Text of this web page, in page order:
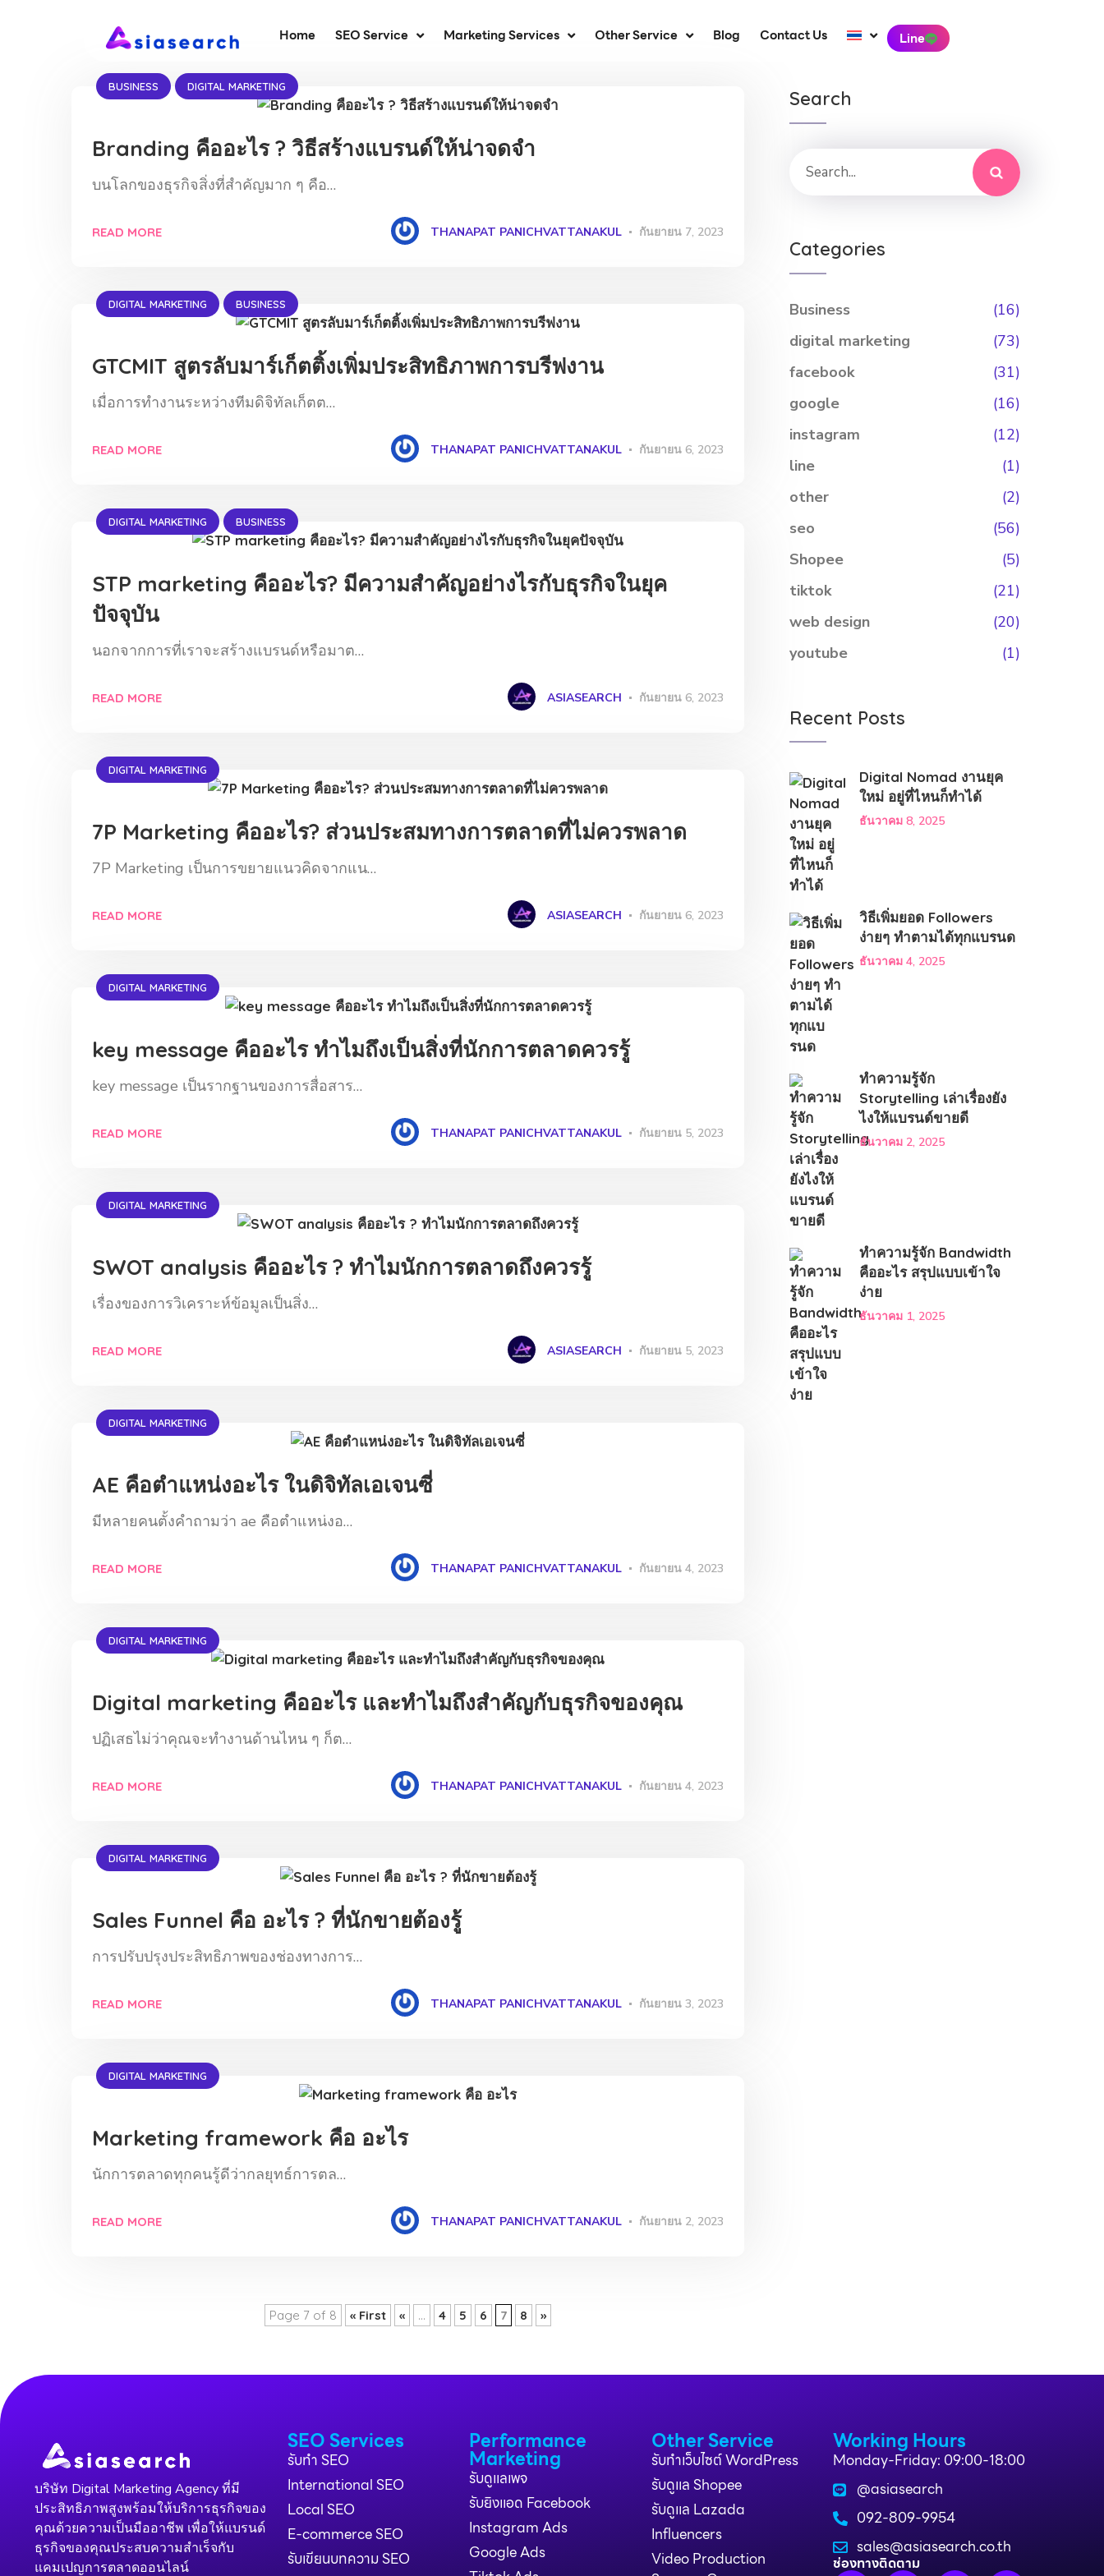
Home SEO Service Marketing Services Other Service Blog Contact Us Line
BUSINESS DIGITAL MARKETING
Branding คืออะไร ? วิธีสร้างแบรนด์ให้น่าจดจำ
บนโลกของธุรกิจสิ่งที่สำคัญมาก ๆ คือ…
READ MORE THANAPAT PANICHVATTANAKUL กันยายน 7, 2023
DIGITAL MARKETING BUSINESS
GTCMIT สูตรลับมาร์เก็ตติ้งเพิ่มประสิทธิภาพการบรีฟงาน
เมื่อการทำงานระหว่างทีมดิจิทัลเก็ตต…
READ MORE THANAPAT PANICHVATTANAKUL กันยายน 6, 2023
DIGITAL MARKETING BUSINESS
STP marketing คืออะไร? มีความสำคัญอย่างไรกับธุรกิจในยุค
ปัจจุบัน
นอกจากการที่เราจะสร้างแบรนด์หรือมาต…
READ MORE ASIASEARCH กันยายน 6, 2023
DIGITAL MARKETING
7P Marketing คืออะไร? ส่วนประสมทางการตลาดที่ไม่ควรพลาด
7P Marketing เป็นการขยายแนวคิดจากแน…
READ MORE ASIASEARCH กันยายน 6, 2023
DIGITAL MARKETING
key message คืออะไร ทำไมถึงเป็นสิ่งที่นักการตลาดควรรู้
key message เป็นรากฐานของการสื่อสาร…
READ MORE THANAPAT PANICHVATTANAKUL กันยายน 5, 2023
DIGITAL MARKETING
SWOT analysis คืออะไร ? ทำไมนักการตลาดถึงควรรู้
เรื่องของการวิเคราะห์ข้อมูลเป็นสิ่ง…
READ MORE ASIASEARCH กันยายน 5, 2023
DIGITAL MARKETING
AE คือตำแหน่งอะไร ในดิจิทัลเอเจนซี่
มีหลายคนตั้งคำถามว่า ae คือตำแหน่งอ…
READ MORE THANAPAT PANICHVATTANAKUL กันยายน 4, 2023
DIGITAL MARKETING
Digital marketing คืออะไร และทำไมถึงสำคัญกับธุรกิจของคุณ
ปฏิเสธไม่ว่าคุณจะทำงานด้านไหน ๆ ก็ต…
READ MORE THANAPAT PANICHVATTANAKUL กันยายน 4, 2023
DIGITAL MARKETING
Sales Funnel คือ อะไร ? ที่นักขายต้องรู้
การปรับปรุงประสิทธิภาพของช่องทางการ…
READ MORE THANAPAT PANICHVATTANAKUL กันยายน 3, 2023
DIGITAL MARKETING
Marketing framework คือ อะไร
นักการตลาดทุกคนรู้ดีว่ากลยุทธ์การตล…
READ MORE THANAPAT PANICHVATTANAKUL กันยายน 2, 2023
Page 7 of 8 « First « ... 4 5 6 7 8 »
Search
Categories
Business
(16)
digital marketing
(73)
facebook
(31)
google
(16)
instagram
(12)
line
(1)
other
(2)
seo
(56)
Shopee
(5)
tiktok
(21)
web design
(20)
youtube
(1)
Recent Posts
Digital Nomad งานยุค
ใหม่ อยู่ที่ไหนก็ทำได้
ธันวาคม 8, 2025
วิธีเพิ่มยอด Followers
ง่ายๆ ทำตามได้ทุกแบรนด
ธันวาคม 4, 2025
ทำความรู้จัก
Storytelling เล่าเรื่องยัง
ไงให้แบรนด์ขายดี
ธันวาคม 2, 2025
ทำความรู้จัก Bandwidth
คืออะไร สรุปแบบเข้าใจ
ง่าย
ธันวาคม 1, 2025
บริษัท Digital Marketing Agency ที่มี
ประสิทธิภาพสูงพร้อมให้บริการธุรกิจของ
คุณด้วยความเป็นมืออาชีพ เพื่อให้แบรนด์
ธุรกิจของคุณประสบความสำเร็จกับ
แคมเปญการตลาดออนไลน์
SEO Services
รับทำ SEO
International SEO
Local SEO
E-commerce SEO
รับเขียนบทความ SEO
Performance
Marketing
รับดูแลเพจ
รับยิงแอด Facebook
Instagram Ads
Google Ads
Other Service
รับทำเว็บไซต์ WordPress
รับดูแล Shopee
รับดูแล Lazada
Influencers
Video Production
Working Hours
Monday-Friday: 09:00-18:00
@asiasearch
092-809-9954
sales@asiasearch.co.th
ช่องทางติดตาม